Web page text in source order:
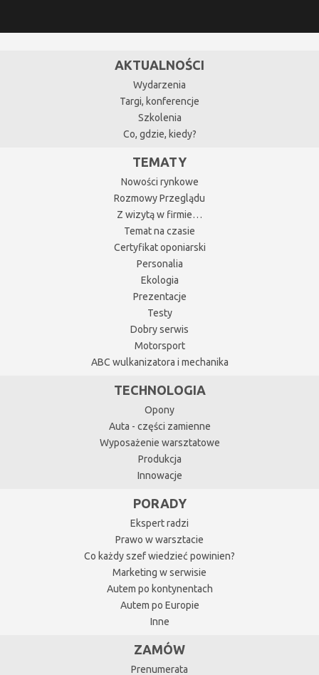
AKTUALNOŚCI
Wydarzenia
Targi, konferencje
Szkolenia
Co, gdzie, kiedy?
TEMATY
Nowości rynkowe
Rozmowy Przeglądu
Z wizytą w firmie…
Temat na czasie
Certyfikat oponiarski
Personalia
Ekologia
Prezentacje
Testy
Dobry serwis
Motorsport
ABC wulkanizatora i mechanika
TECHNOLOGIA
Opony
Auta - części zamienne
Wyposażenie warsztatowe
Produkcja
Innowacje
PORADY
Ekspert radzi
Prawo w warsztacie
Co każdy szef wiedzieć powinien?
Marketing w serwisie
Autem po kontynentach
Autem po Europie
Inne
ZAMÓW
Prenumerata